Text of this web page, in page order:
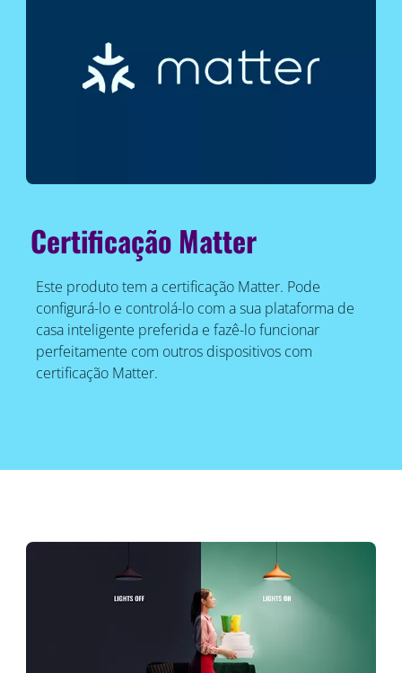
Certificação Matter
Este produto tem a certificação Matter. Pode
configurá-lo e controlá-lo com a sua plataforma de
casa inteligente preferida e fazê-lo funcionar
perfeitamente com outros dispositivos com
certificação Matter.